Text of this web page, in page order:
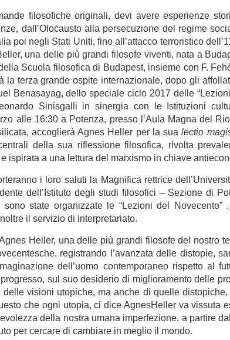
filosofiche originali, devi avere esperienze
dall’Olocausto alla persecuzione del regime
poi negli Stati Uniti, fino all’attacco terroristico
una delle più grandi filosofe viventi, nata a
Scuola filosofica di Budapest, insieme con F.
la terza grande ospite internazionale, dopo gli
Benasayag, dello speciale ciclo 2017 delle
Sinisgalli in sinergia con le Istituzioni
alle 16:30 a Potenza, presso l’Aula Magna del
accoglierà Agnes Heller per la sualectio
della sua riflessione filosofica, rivolta
ispirata a una lettura del marxismo in chiave
i loro saluti la Magnifica rettrice
dell’Istituto degli studi filosofici – Sezione di
sono state organizzate le “Lezioni del Novecento”
il servizio di interpretariato.
Agnes Heller, una delle più grandi filosofe del nostro
registrando l’avanzata delle distopie,
dell’uomo contemporaneo rispetto al
sul suo desiderio di miglioramento delle
delle visioni utopiche, ma anche di quelle
che ogni utopia, ci dice AgnesHeller va vissuta
della nostra umana imperfezione, a partire
per cercare di cambiare in meglio il mondo.